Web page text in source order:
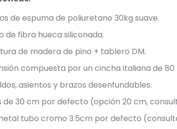
de espuma de poliuretano 30kg suave.
de fibra hueca siliconada.
de madera de pino + tablero DM.
compuesta por un cincha italiana de
asientos y brazos desenfundables.
de 30 cm por defecto (opción 20 cm,
tubo cromo 3.5cm por defecto